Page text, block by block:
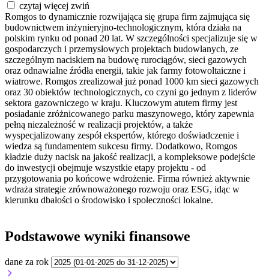
czytaj więcej zwiń
Romgos to dynamicznie rozwijająca się grupa firm zajmująca się
budownictwem inżynieryjno-technologicznym, która działa na
polskim rynku od ponad 20 lat. W szczególności specjalizuje się w
gospodarczych i przemysłowych projektach budowlanych, ze
szczególnym naciskiem na budowę rurociągów, sieci gazowych
oraz odnawialne źródła energii, takie jak farmy fotowoltaiczne i
wiatrowe. Romgos zrealizował już ponad 1000 km sieci gazowych
oraz 30 obiektów technologicznych, co czyni go jednym z liderów
sektora gazowniczego w kraju. Kluczowym atutem firmy jest
posiadanie zróżnicowanego parku maszynowego, który zapewnia
pełną niezależność w realizacji projektów, a także
wyspecjalizowany zespół ekspertów, którego doświadczenie i
wiedza są fundamentem sukcesu firmy. Dodatkowo, Romgos
kładzie duży nacisk na jakość realizacji, a kompleksowe podejście
do inwestycji obejmuje wszystkie etapy projektu - od
przygotowania po końcowe wdrożenie. Firma również aktywnie
wdraża strategie zrównoważonego rozwoju oraz ESG, idąc w
kierunku dbałości o środowisko i społeczności lokalne.
Podstawowe wyniki finansowe
dane za rok